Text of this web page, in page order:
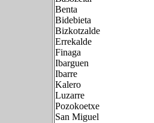
Benta
Bidebieta
Bizkotzalde
Errekalde
Finaga
Ibarguen
Ibarre
Kalero
Luzarre
Pozokoetxe
San Miguel